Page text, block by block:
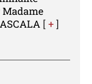
[+]